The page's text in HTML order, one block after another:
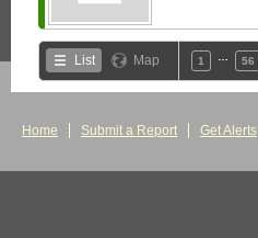
List Map 1 56
Home Submit a Report Get Alerts